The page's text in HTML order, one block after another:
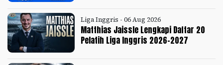
Liga Inggris - 06 Aug 2026
Matthias Jaissle Lengkapi Daftar 20
Pelatih Liga Inggris 2026-2027